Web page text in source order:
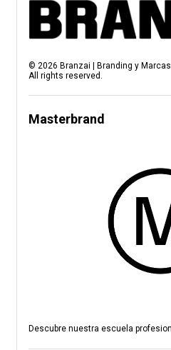
© 2026 Branzai | Branding y Marcas
All rights reserved.
Masterbrand
Descubre nuestra escuela